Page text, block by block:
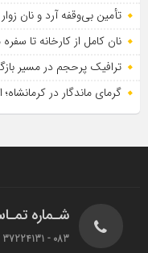
تأمین بی‌وقفه آرد و نان
نان کامل از کارخانه تا
ترافیک پرحجم در مسیر
گرمای ماندگار در
شـماره
083 - 37224131